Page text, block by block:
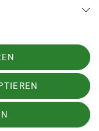
Größe von
endgültig nach
und
der Schlucht des